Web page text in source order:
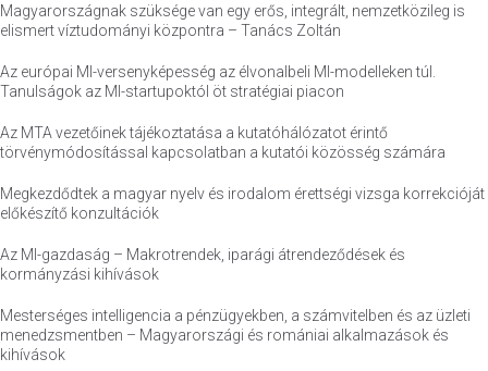
Magyarországnak szüksége van egy erős, integrált, nemzetközileg is
elismert víztudományi központra – Tanács Zoltán
Az európai MI-versenyképesség az élvonalbeli MI-modelleken túl.
Tanulságok az MI-startupoktól öt stratégiai piacon
Az MTA vezetőinek tájékoztatása a kutatóhálózatot érintő
törvénymódosítással kapcsolatban a kutatói közösség számára
Megkezdődtek a magyar nyelv és irodalom érettségi vizsga korrekcióját
előkészítő konzultációk
Az MI-gazdaság – Makrotrendek, iparági átrendeződések és
kormányzási kihívások
Mesterséges intelligencia a pénzügyekben, a számvitelben és az üzleti
menedzsmentben – Magyarországi és romániai alkalmazások és
kihívások